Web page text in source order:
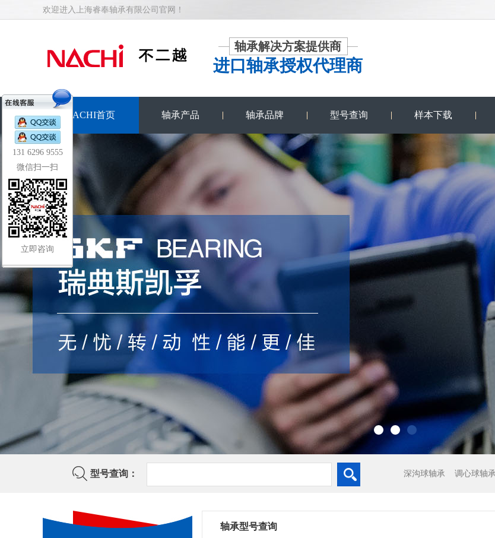
欢迎进入上海睿奉轴承有限公司官网！
轴承解决方案提供商
进口轴承授权代理商
NACHI首页 轴承产品 轴承品牌 型号查询 样本下载
型号查询： 深沟球轴承 调心球轴承
轴承型号查询
131 6296 9555
微信扫一扫
立即咨询